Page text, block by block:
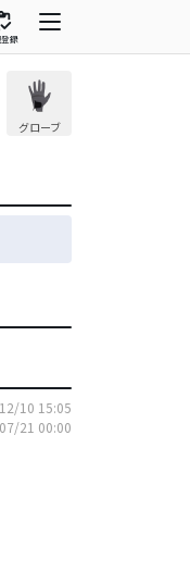
録
グローブ
10 15:05
21 00:00